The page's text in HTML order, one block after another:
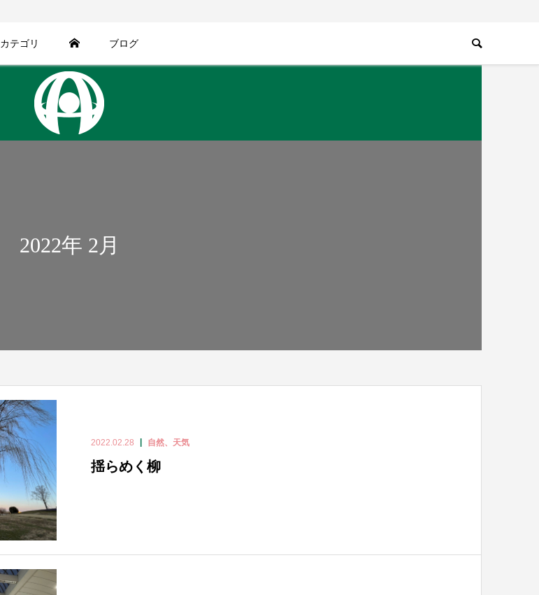
カテゴリ ブログ
2022年 2月
2022.02.28 自然、天気
揺らめく柳